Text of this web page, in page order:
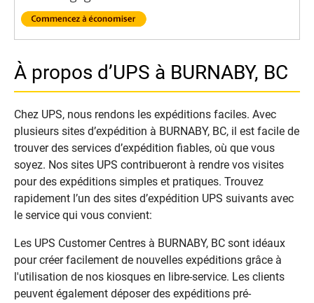
À propos d’UPS à BURNABY, BC
Chez UPS, nous rendons les expéditions faciles. Avec
plusieurs sites d’expédition à BURNABY, BC, il est facile de
trouver des services d’expédition fiables, où que vous
soyez. Nos sites UPS contribueront à rendre vos visites
pour des expéditions simples et pratiques. Trouvez
rapidement l’un des sites d’expédition UPS suivants avec
le service qui vous convient:
Les UPS Customer Centres à BURNABY, BC sont idéaux
pour créer facilement de nouvelles expéditions grâce à
l'utilisation de nos kiosques en libre-service. Les clients
peuvent également déposer des expéditions pré-